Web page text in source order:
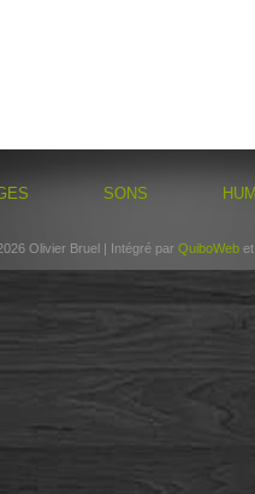
SONS
Olivier Bruel | Intégré par QuiboWeb